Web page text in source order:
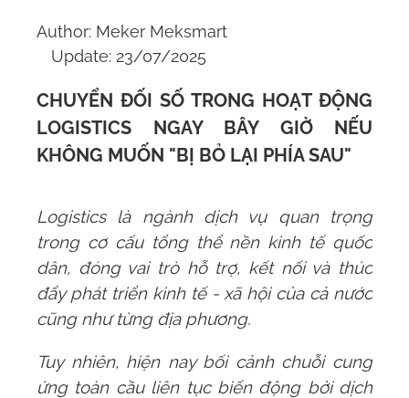
Author: Meker Meksmart
Update: 23/07/2025
CHUYỂN ĐỐI SỐ TRONG HOẠT ĐỘNG
LOGISTICS NGAY BÂY GIỜ NẾU
KHÔNG MUỐN "BỊ BỎ LẠI PHÍA SAU"
Logistics là ngành dịch vụ quan trọng
trong cơ cấu tổng thể nền kinh tế quốc
dân, đóng vai trò hỗ trợ, kết nối và thúc
đẩy phát triển kinh tế - xã hội của cả nước
cũng như từng địa phương.
Tuy nhiên, hiện nay bối cảnh chuỗi cung
ứng toàn cầu liên tục biến động bởi dịch
GỬI YÊU CẦU